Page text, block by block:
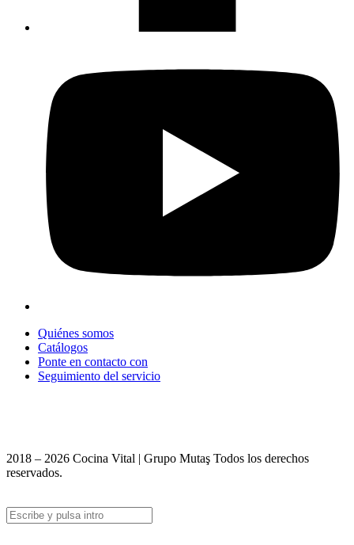
Quiénes somos
Catálogos
Ponte en contacto con
Seguimiento del servicio
2018 – 2026 Cocina Vital | Grupo Mutaş Todos los derechos
reservados.